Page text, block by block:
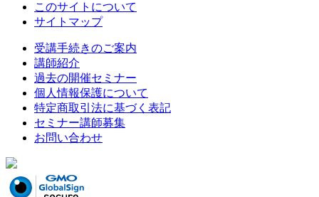
このサイトについて
サイトマップ
受講手続きのご案内
講師紹介
過去の開催セミナー
個人情報保護について
特定商取引法に基づく表記
セミナー講師募集
お問い合わせ